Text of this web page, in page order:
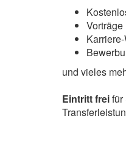
Vorträge
und vieles
Eintritt freifür